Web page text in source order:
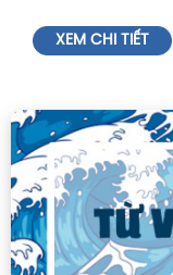
XEM CHI TIẾT